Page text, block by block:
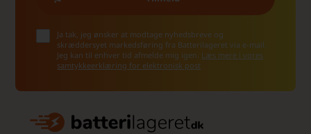
Ja tak, jeg ønsker at modtage nyhedsbreve og
skræddersyet markedsføring fra Batterilageret via e-mail.
Jeg kan til enhver tid afmelde mig igen. Læs mere i vores
samtykkeerklæring for elektronisk post